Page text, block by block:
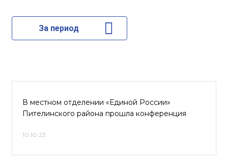
За период
В местном отделении «Единой России»
Пителинского района прошла конференция
10.10.23